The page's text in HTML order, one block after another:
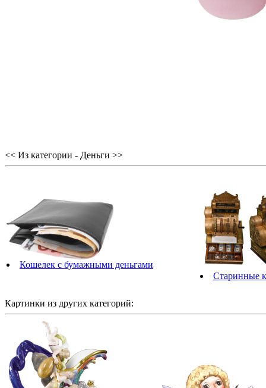
<< Из категории - Деньги >>
Кошелек с бумажными деньгами
Старинные
Картинки из других категорий: